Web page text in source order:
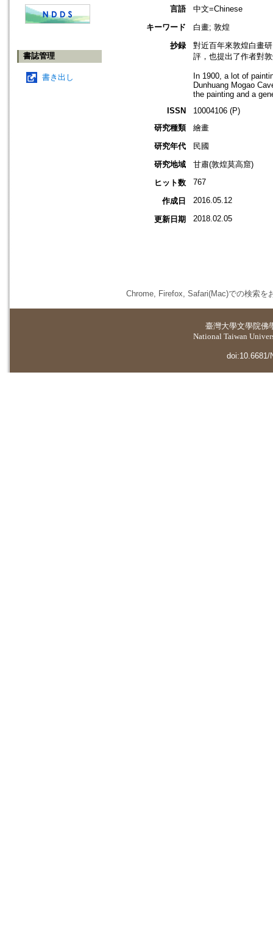
書誌管理
書き出し
言語
中文=Chinese
キーワード
白畫; 敦煌
抄録
對近百年來敦煌白畫
評，也提出了作者對
In 1900, a lot of
Dunhuang Mogao
the painting and a
ISSN
10004106 (P)
研究種類
繪畫
研究年代
民國
研究地域
甘肅(敦煌莫高窟)
ヒット数
767
作成日 2016.05.12
更新日期 2018.02.05
Chrome, Firefox, Safari(Mac)での検索を
臺灣大學文學院佛
National Taiwan
doi:10.6681/